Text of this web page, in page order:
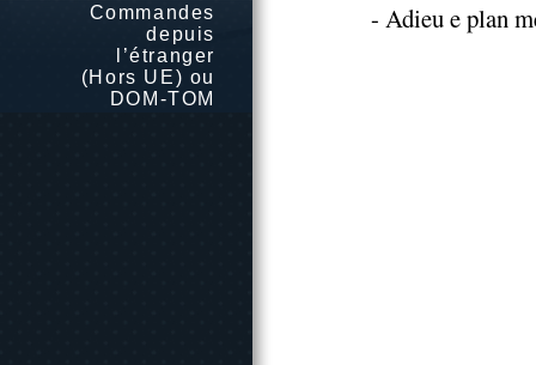
Commandes
depuis
l’étranger
(Hors UE) ou
DOM-TOM
- Adieu e plan